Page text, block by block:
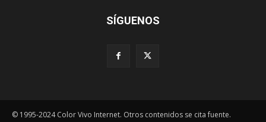
SÍGUENOS
© 1995-2024 Color Vivo Internet. Otros contenidos se cita fuente.